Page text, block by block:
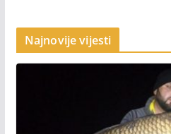
Najnovije vijesti